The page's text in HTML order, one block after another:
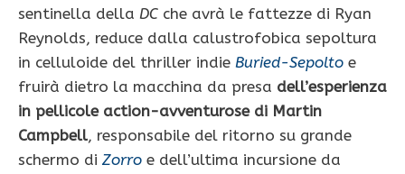
sentinella della DC che avrà le fattezze di Ryan
Reynolds, reduce dalla calustrofobica sepoltura
in celluloide del thriller indie Buried-Sepolto e
fruirà dietro la macchina da presa dell’esperienza
in pellicole action-avventurose di Martin
Campbell, responsabile del ritorno su grande
schermo di Zorro e dell’ultima incursione da